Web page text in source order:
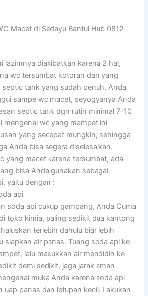
Macet di Sedayu Bantul Hub 0812
lazimnya diakibatkan karena 2 hal,
wc tersumbat kotoran dan yang
septic tank yang sudah penuh. Anda
sampe wc macet, seyogyanya Anda
septic tank dgn rutin minimal 7-10
mengenai wc yang mampet ini
yang secepat mungkin, sehingga
Anda bisa segera diselesaikan.
yang macet karena tersumbat, ada
bisa Anda gunakan sebagai
yaitu dengan :
api
soda api cukup gampang, Anda Cuma
toko kimia, paling sedikit dua kantong
terlebih dahulu biar lebih
siapkan air panas. Tuang soda api ke
lalu masukkan air mendidih ke
demi sedikit, jaga jarak aman
muka Anda karena soda api
uap panas dan letupan kecil. Lakukan